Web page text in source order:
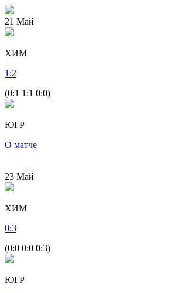
21 Май
ХИМ
1 :2
(0:1 1:1 0:0)
ЮГР
О матче
23 Май
ХИМ
0:3
(0:0 0:0 0:3)
ЮГР